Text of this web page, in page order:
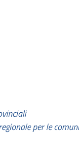
per le